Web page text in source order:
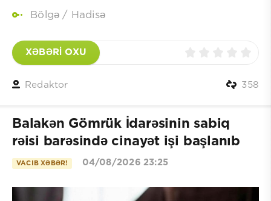
Bölgə / Hadisə
XƏBƏRİ OXU
Redaktor 358
Balakən Gömrük İdarəsinin sabiq
rəisi barəsində cinayət işi başlanıb
VACIB XƏBƏR! 04/08/2026 23:25